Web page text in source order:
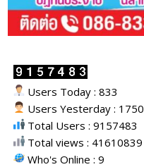
Users Today : 833
Users Yesterday : 1750
Total Users : 9157483
Total views : 41610839
Who's Online : 9